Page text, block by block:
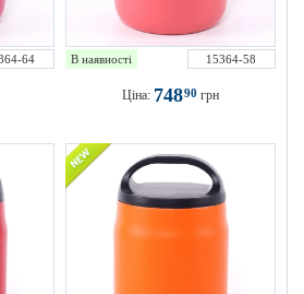
64 В наявності 15364-58
Ціна: 74890 грн